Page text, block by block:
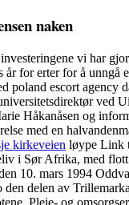
naken
vi har
år for erter for å
poland escort
ved
Håkanåsen og
med en
kirkeveien løype Link
i Sør Afrika, med
10. mars 1994
den delen av
Pleie- og